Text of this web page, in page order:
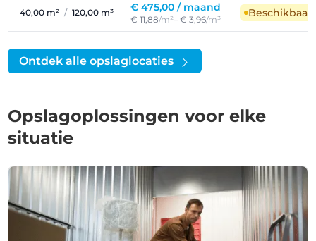
40,00 m² / 120,00 m³ € 475,00 / maand
€ 11,88/m²– € 3,96/m³
Ontdek alle opslaglocaties
Opslagoplossingen voor elke
situatie